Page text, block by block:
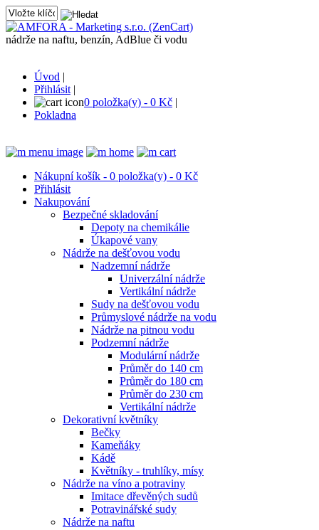
nádrže na naftu, benzín, AdBlue či vodu
Úvod |
Přihlásit |
0 položka(y) - 0 Kč |
Pokladna
Nákupní košík - 0 položka(y) - 0 Kč
Přihlásit
Nakupování
Bezpečné skladování
Depoty na chemikálie
Úkapové vany
Nádrže na dešťovou vodu
Nadzemní nádrže
Univerzální nádrže
Vertikální nádrže
Sudy na dešťovou vodu
Průmyslové nádrže na vodu
Nádrže na pitnou vodu
Podzemní nádrže
Modulární nádrže
Průměr do 140 cm
Průměr do 180 cm
Průměr do 230 cm
Vertikální nádrže
Dekorativní květníky
Bečky
Kameňáky
Kádě
Květníky - truhlíky, mísy
Nádrže na víno a potraviny
Imitace dřevěných sudů
Potravinářské sudy
Nádrže na naftu